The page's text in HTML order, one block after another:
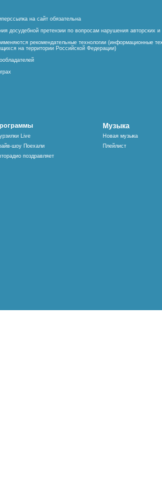
на сайт обязательна
досудебной претензии по вопросам нарушения авторских
рекомендательные технологии (информационные
на территории Российской Федерации)
Live
шоу Поехали
поздравляет
Музыка
Новая музыка
Плейлист